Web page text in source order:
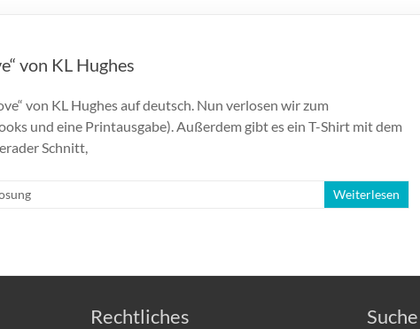
von KL Hughes
von KL Hughes auf deutsch. Nun verlosen wir zum
und eine Printausgabe). Außerdem gibt es ein T-Shirt mit dem
Schnitt,
Weiterlesen
Rechtliches Suche